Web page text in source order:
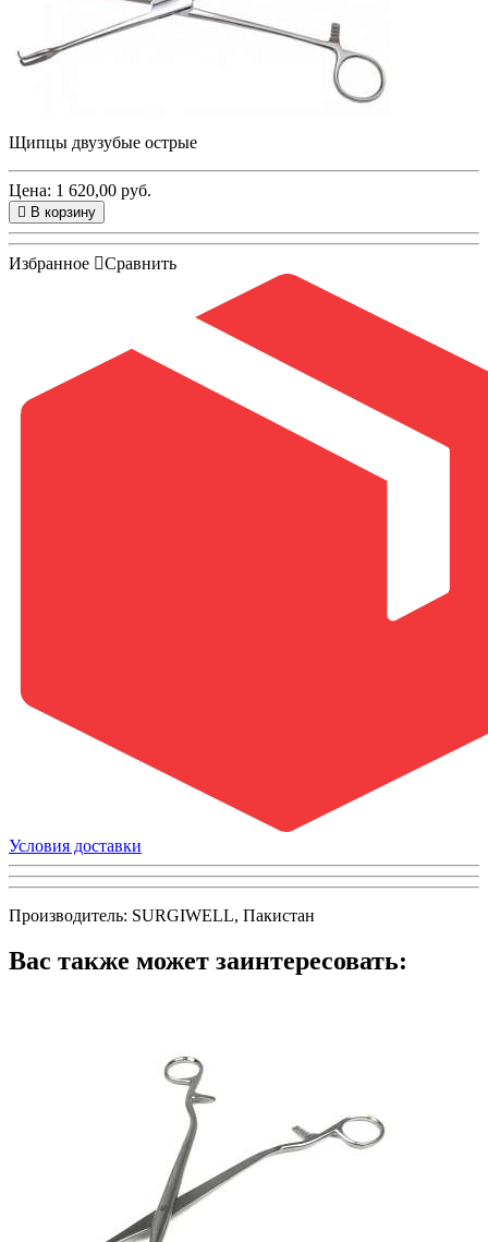
Щипцы двузубые острые
Цена: 1 620,00 руб.
В корзину
Избранное Сравнить
Условия доставки
Производитель: SURGIWELL, Пакистан
Вас также может заинтересовать: